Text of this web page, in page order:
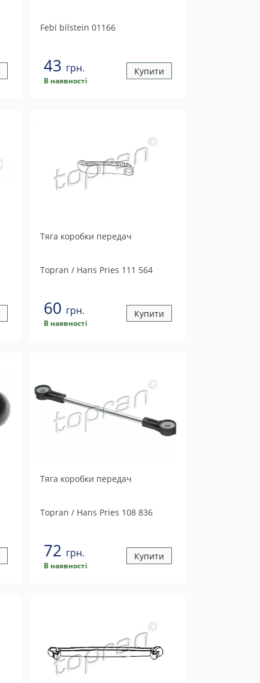
Febi bilstein 01166
43 грн.
В наявності
Купити
Тяга коробки передач
Topran / Hans Pries 111 564
60 грн.
В наявності
Купити
Тяга коробки передач
Topran / Hans Pries 108 836
72 грн.
В наявності
Купити